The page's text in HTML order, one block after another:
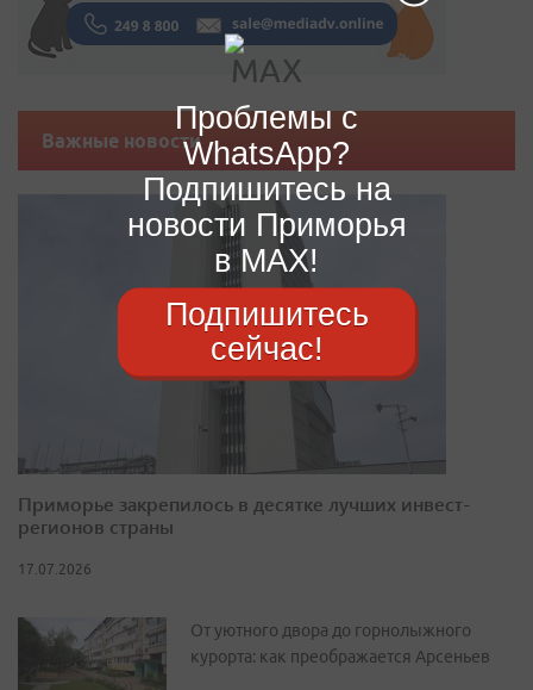
Важные новости
Приморье закрепилось в десятке лучших инвест-
регионов страны
17.07.2026
От уютного двора до горнолыжного
курорта: как преображается Арсеньев
Проблемы с
WhatsApp?
Подпишитесь на
новости Приморья
в MAX!
Подпишитесь
сейчас!